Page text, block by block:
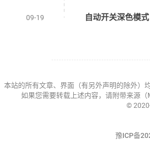
09-19
本站的所有文章、界面（有另外声明的除外）
如果您需要转载上述内容，请附带来源
©
豫ICP备